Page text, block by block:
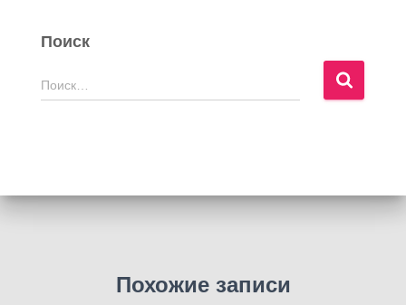
Поиск
Н
а
Поиск…
Похожие записи